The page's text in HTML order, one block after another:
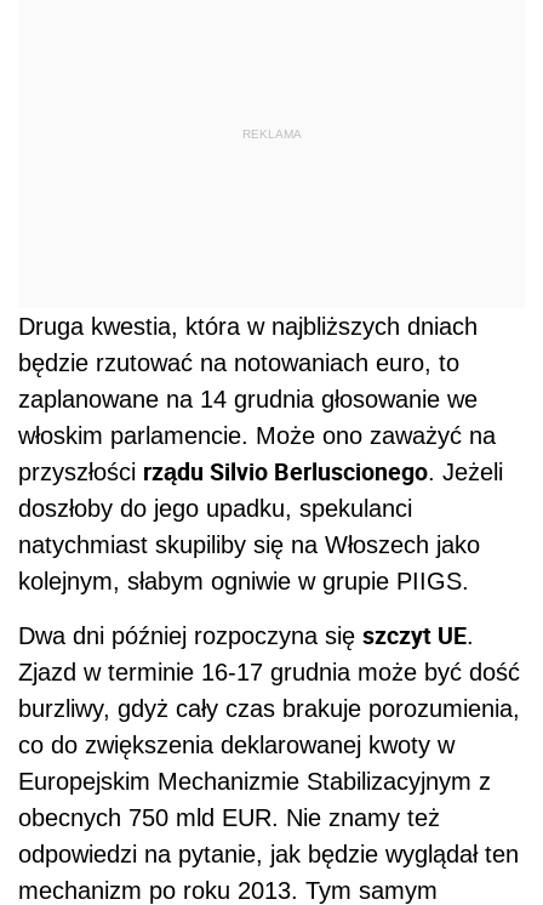
REKLAMA
Druga kwestia, która w najbliższych dniach
będzie rzutować na notowaniach euro, to
zaplanowane na 14 grudnia głosowanie we
włoskim parlamencie. Może ono zaważyć na
przyszłości rządu Silvio Berluscionego. Jeżeli
doszłoby do jego upadku, spekulanci
natychmiast skupiliby się na Włoszech jako
kolejnym, słabym ogniwie w grupie PIIGS.
Dwa dni później rozpoczyna się szczyt UE.
Zjazd w terminie 16-17 grudnia może być dość
burzliwy, gdyż cały czas brakuje porozumienia,
co do zwiększenia deklarowanej kwoty w
Europejskim Mechanizmie Stabilizacyjnym z
obecnych 750 mld EUR. Nie znamy też
odpowiedzi na pytanie, jak będzie wyglądał ten
mechanizm po roku 2013. Tym samym